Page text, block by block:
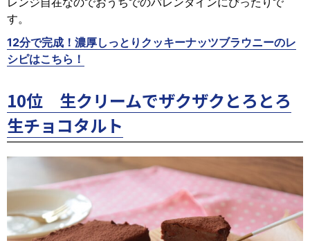
す。
12分で完成！濃厚しっとりクッキーナッツブラウニーのレ
シピはこちら！
10位 生クリームでザクザクとろとろ
生チョコタルト